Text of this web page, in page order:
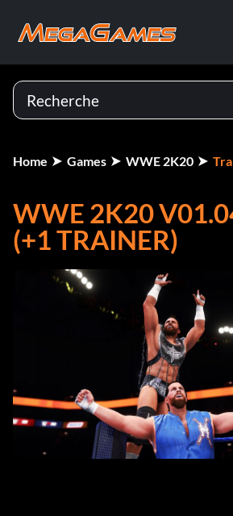
Home Games WWE 2K20
WWE 2K20
(+1 TRAINER)